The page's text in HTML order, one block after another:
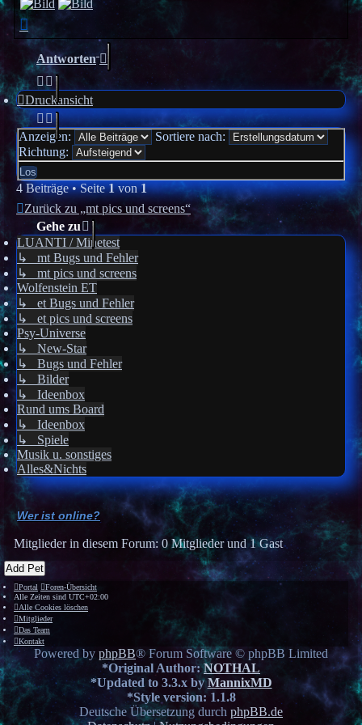
Nach
oben
Antworten
Druckansicht
Anzeigen:
Sortiere nach:
Richtung:
4 Beiträge • Seite1von1
Zurück zu „mt pics und screens“
Gehe zu
LUANTI / Minetest
↳ mt Bugs und Fehler
↳ mt pics und screens
Wolfenstein ET
↳ et Bugs und Fehler
↳ et pics und screens
Psy-Universe
↳ New-Star
↳ Bugs und Fehler
↳ Bilder
↳ Ideenbox
Rund ums Board
↳ Ideenbox
↳ Spiele
Musik u. sonstiges
Alles&Nichts
Wer ist online?
Mitglieder in diesem Forum: 0 Mitglieder und 1 Gast
Add Pet
Portal
Foren-Übersicht
Alle Zeiten sind UTC+02:00
Alle Cookies löschen
Mitglieder
Das Team
Kontakt
Powered by phpBB® Forum Software © phpBB Limited
*Original Author:NOTHAL
*Updated to 3.3.x byMannixMD
*Style version: 1.1.8
Deutsche Übersetzung durch phpBB.de